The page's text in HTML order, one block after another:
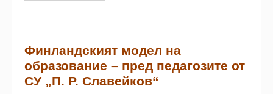
Финландският модел на
образование – пред педагозите от
СУ „П. Р. Славейков“